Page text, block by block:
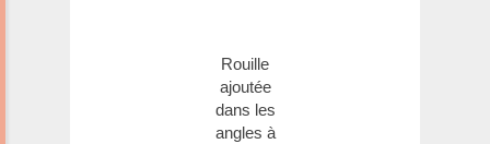
Rouille
ajoutée
dans les
angles à